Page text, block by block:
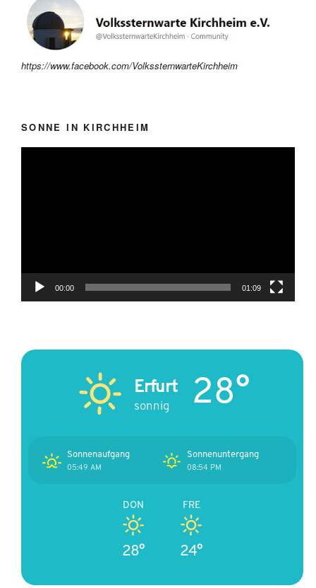
https://www.facebook.com/VolkssternwarteKirchheim
SONNE IN KIRCHHEIM
00:00 01:09
Erfurt
sonnig 28°
Sonnenaufgang
05:49 AM
Sonnenuntergang
08:54 PM
DON
28°
FRE
24°